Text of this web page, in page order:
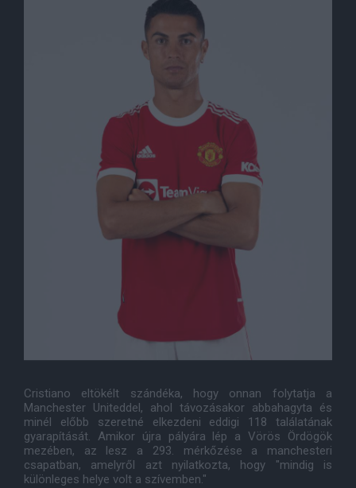
Cristiano eltökélt szándéka, hogy onnan folytatja a
Manchester Uniteddel, ahol távozásakor abbahagyta és
minél előbb szeretné elkezdeni eddigi 118 találatának
gyarapítását. Amikor újra pályára lép a Vörös Ördögök
mezében, az lesz a 293. mérkőzése a manchesteri
csapatban, amelyről azt nyilatkozta, hogy "mindig is
különleges helye volt a szívemben."